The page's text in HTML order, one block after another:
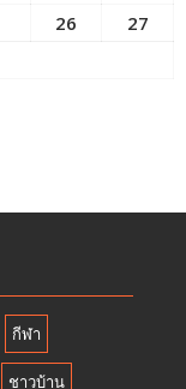
26
27
กีฬา
ชาวบ้าน